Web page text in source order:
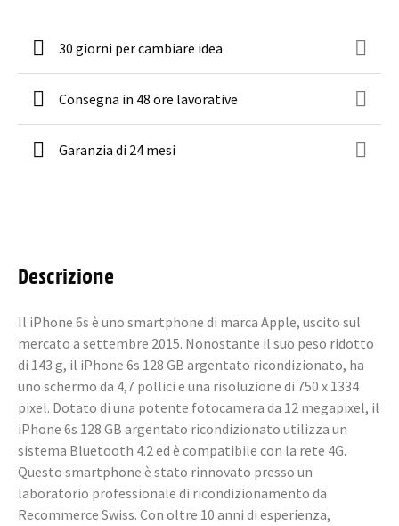
30 giorni per cambiare idea
Consegna in 48 ore lavorative
Garanzia di 24 mesi
Descrizione
Il iPhone 6s è uno smartphone di marca Apple, uscito sul
mercato a settembre 2015. Nonostante il suo peso ridotto
di 143 g, il iPhone 6s 128 GB argentato ricondizionato, ha
uno schermo da 4,7 pollici e una risoluzione di 750 x 1334
pixel. Dotato di una potente fotocamera da 12 megapixel, il
iPhone 6s 128 GB argentato ricondizionato utilizza un
sistema Bluetooth 4.2 ed è compatibile con la rete 4G.
Questo smartphone è stato rinnovato presso un
laboratorio professionale di ricondizionamento da
Recommerce Swiss. Con oltre 10 anni di esperienza,